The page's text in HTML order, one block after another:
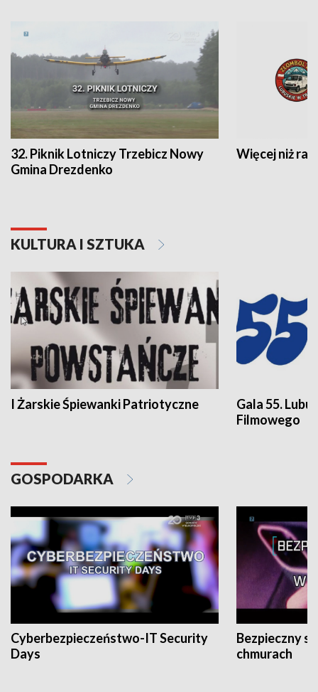
32. Piknik Lotniczy Trzebicz Nowy
Gmina Drezdenko
Więcej niż rajd
KULTURA I SZTUKA
I Żarskie Śpiewanki Patriotyczne
Gala 55.
Filmowego
GOSPODARKA
Cyberbezpieczeństwo-IT Security
Days
Bezpieczny
chmurach